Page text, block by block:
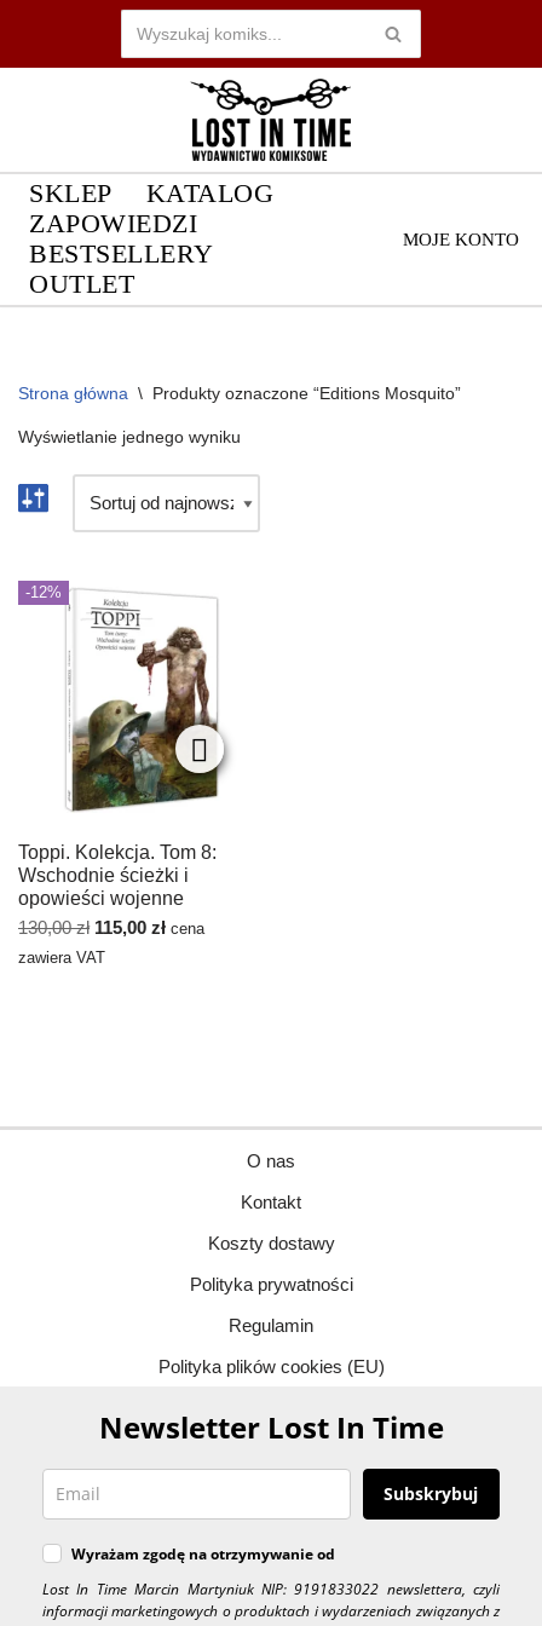
Przejdź
SKLEP
KATALOG
ZAPOWIEDZI
BESTSELLERY
OUTLET
MOJE KONTO
Strona główna \ Produkty oznaczone “Editions Mosquito”
Wyświetlanie jednego wyniku
-12%
Toppi. Kolekcja. Tom 8:
Wschodnie ścieżki i
opowieści wojenne
130,00zł 115,00 zł cena
zawiera VAT
O nas
Kontakt
Koszty dostawy
Polityka prywatności
Regulamin
Polityka plików cookies (EU)
Newsletter Lost In Time
Subskrybuj
Wyrażam zgodę na otrzymywanie od
Lost In Time Marcin Martyniuk NIP: 9191833022 newslettera, czyli
informacji marketingowych o produktach i wydarzeniach związanych z